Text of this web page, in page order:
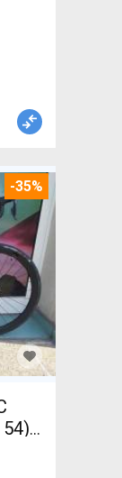
új /
-35%
54)